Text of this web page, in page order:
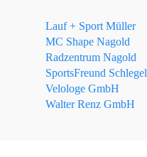
Lauf + Sport Müller
MC Shape Nagold
Radzentrum Nagold
SportsFreund Schlegel
Velologe GmbH
Walter Renz GmbH